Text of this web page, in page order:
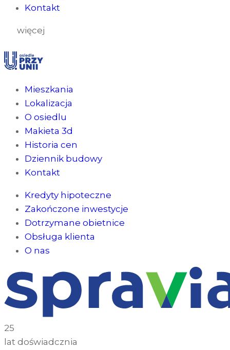
Kontakt
więcej
Mieszkania
Lokalizacja
O osiedlu
Makieta 3d
Historia cen
Dziennik budowy
Kontakt
Kredyty hipoteczne
Zakończone inwestycje
Dotrzymane obietnice
Obsługa klienta
O nas
25
lat doświadcznia